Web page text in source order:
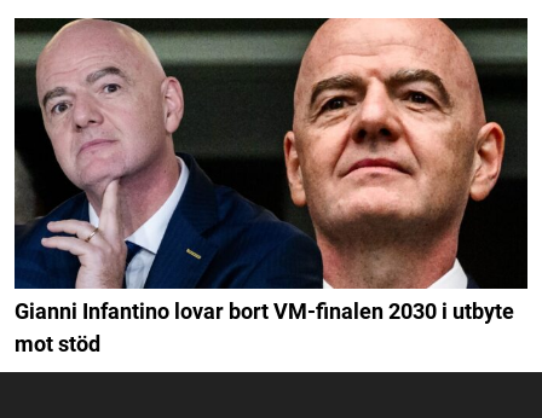
Gianni Infantino lovar bort VM-finalen 2030 i utbyte
mot stöd